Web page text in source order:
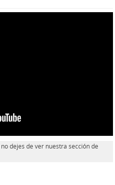
, no dejes de ver nuestra sección de